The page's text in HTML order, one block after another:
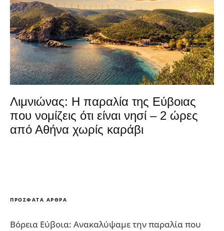
Λιμνιώνας: Η παραλία της Εύβοιας
που νομίζεις ότι είναι νησί – 2 ώρες
από Αθήνα χωρίς καράβι
ΠΡΌΣΦΑΤΑ ΆΡΘΡΑ
Βόρεια Εύβοια: Ανακαλύψαμε την παραλία που